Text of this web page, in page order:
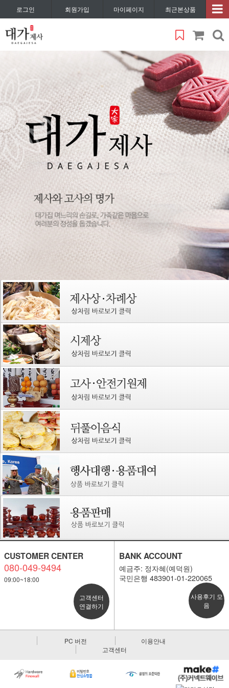
로그인 회원가입 마이페이지 최근본상품
CUSTOMER CENTER
080-049-9494
09:00~18:00
고객센터
연결하기
BANK ACCOUNT
예금주: 정자혜(예덕원)
국민은행 483901-01-220065
사용후기 모
음
PC 버전
이용안내
고객센터